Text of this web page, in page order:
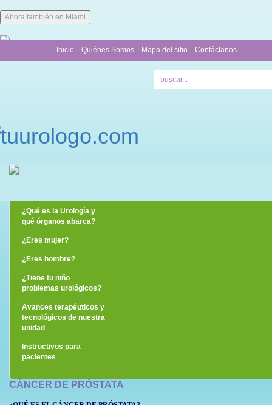
Ahora también en Miami
Contáctanos
Mapa del sitio
Quiénes Somos
Inicio
¿Qué es la Urología y
¿Eres hombre?
¿Tiene tu niño
problemas urológicos?
tecnológicos de nuestra
unidad
pacientes